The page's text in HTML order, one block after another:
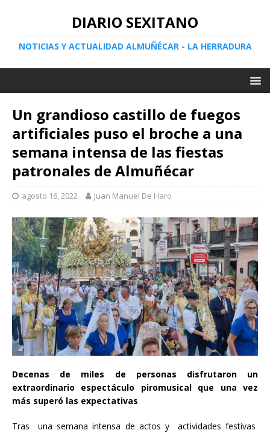
DIARIO SEXITANO
NOTICIAS Y ACTUALIDAD ALMUÑÉCAR - LA HERRADURA
Un grandioso castillo de fuegos
artificiales puso el broche a una
semana intensa de las fiestas
patronales de Almuñécar
agosto 16, 2022 Juan Manuel De Haro
Decenas de miles de personas disfrutaron un
extraordinario espectáculo piromusical que una vez
más superó las expectativas
Tras una semana intensa de actos y actividades festivas